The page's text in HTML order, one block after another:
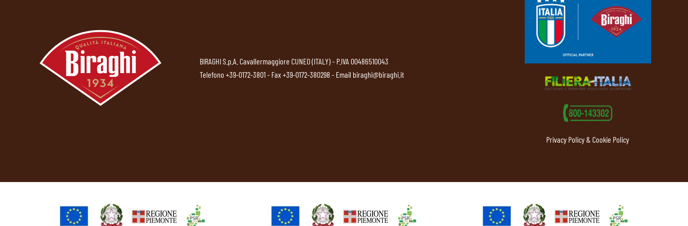
BIRAGHI S.p.A. Cavallermaggiore CUNEO (ITALY) - P.IVA 00486510043
Telefono +39-0172-3801- Fax +39-0172-380298 - Email biraghi@biraghi.it
Privacy Policy & Cookie Policy